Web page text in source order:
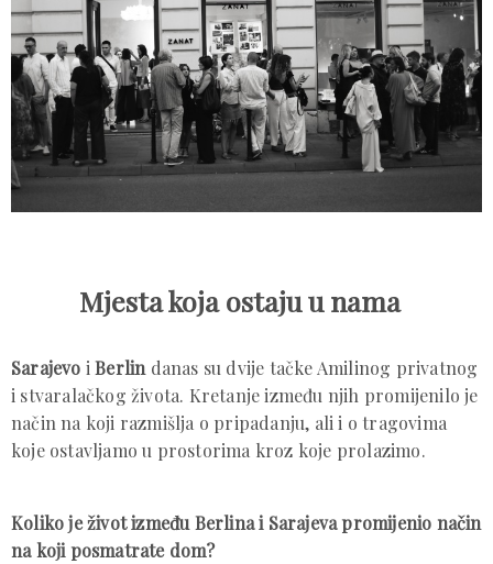
Mjesta koja ostaju u nama
Sarajevo iBerlindanas su dvije tačke Amilinog privatnog
i stvaralačkog života. Kretanje između njih promijenilo je
način na koji razmišlja o pripadanju, ali i o tragovima
koje ostavljamo u prostorima kroz koje prolazimo.
Koliko je život između Berlina i Sarajeva promijenio način
na koji posmatrate dom?